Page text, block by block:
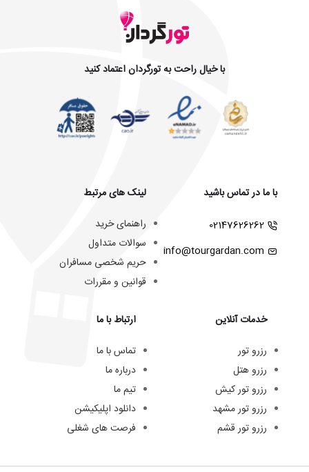
با خیال راحت به تورگردان اعتماد کنید
با ما در تماس باشید
02147626262
info@tourgardan.com
خدمات آنلاین
رزرو تور
رزرو هتل
رزرو تور کیش
رزرو تور مشهد
رزرو تور قشم
لینک های مرتبط
راهنمای خرید
سوالات متداول
حریم شخصی مسافران
قوانین و مقررات
ارتباط با ما
تماس با ما
درباره ما
تیم ما
دانلود اپلیکیشن
فرصت های شغلی